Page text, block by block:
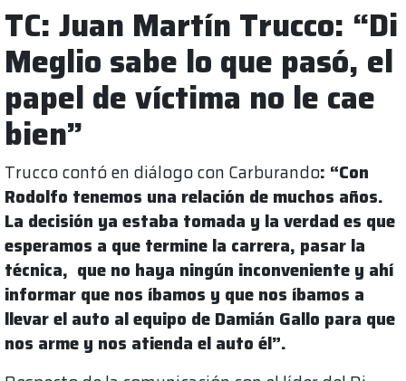
TC: Juan Martín Trucco: “Di
Meglio sabe lo que pasó, el
papel de víctima no le cae
bien”
Trucco contó en diálogo con Carburando: “Con
Rodolfo tenemos una relación de muchos años.
La decisión ya estaba tomada y la verdad es que
esperamos a que termine la carrera, pasar la
técnica, que no haya ningún inconveniente y ahí
informar que nos íbamos y que nos íbamos a
llevar el auto al equipo de Damián Gallo para que
nos arme y nos atienda el auto él”.